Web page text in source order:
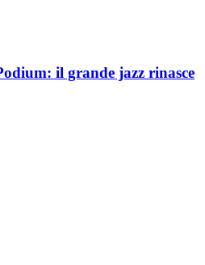
il grande jazz rinasce